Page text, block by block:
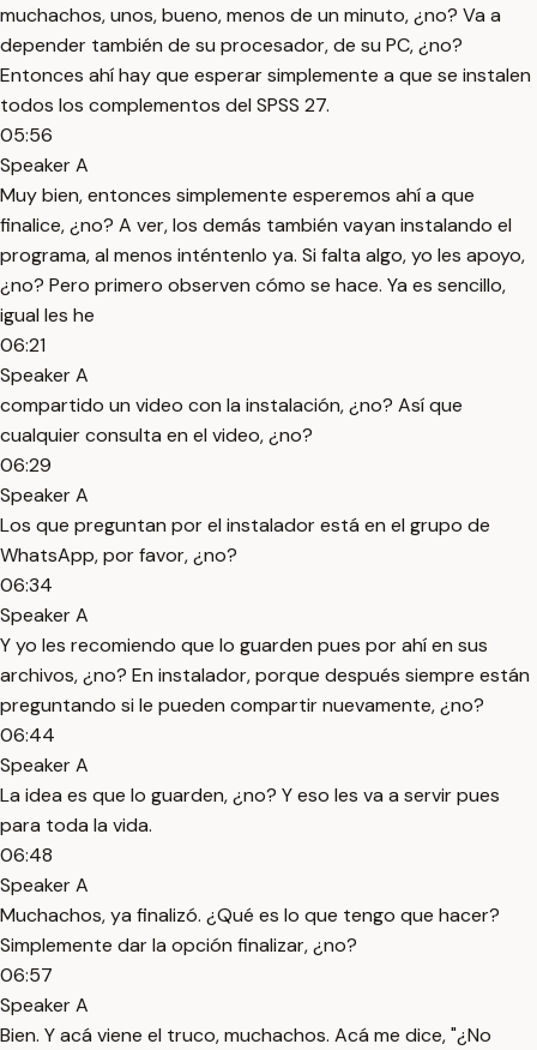
muchachos, unos, bueno, menos de un minuto, ¿no? Va a
depender también de su procesador, de su PC, ¿no?
Entonces ahí hay que esperar simplemente a que se instalen
todos los complementos del SPSS 27.
05:56
Speaker A
Muy bien, entonces simplemente esperemos ahí a que
finalice, ¿no? A ver, los demás también vayan instalando el
programa, al menos inténtenlo ya. Si falta algo, yo les apoyo,
¿no? Pero primero observen cómo se hace. Ya es sencillo,
igual les he
06:21
Speaker A
compartido un video con la instalación, ¿no? Así que
cualquier consulta en el video, ¿no?
06:29
Speaker A
Los que preguntan por el instalador está en el grupo de
WhatsApp, por favor, ¿no?
06:34
Speaker A
Y yo les recomiendo que lo guarden pues por ahí en sus
archivos, ¿no? En instalador, porque después siempre están
preguntando si le pueden compartir nuevamente, ¿no?
06:44
Speaker A
La idea es que lo guarden, ¿no? Y eso les va a servir pues
para toda la vida.
06:48
Speaker A
Muchachos, ya finalizó. ¿Qué es lo que tengo que hacer?
Simplemente dar la opción finalizar, ¿no?
06:57
Speaker A
Bien. Y acá viene el truco, muchachos. Acá me dice, "¿No